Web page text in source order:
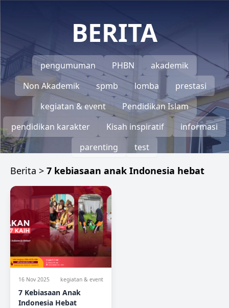
BERITA
pengumuman PHBN
akademik
Non Akademik
spmb lomba
prestasi
kegiatan & event
Pendidikan Islam
pendidikan karakter
Kisah inspiratif
informasi
parenting
test
Berita > 7 kebiasaan anak Indonesia hebat
16 Nov 2025 kegiatan & event
7 Kebiasaan Anak
Indonesia Hebat